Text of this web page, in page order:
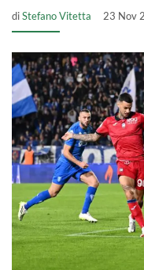
diStefano Vitetta 23 Nov